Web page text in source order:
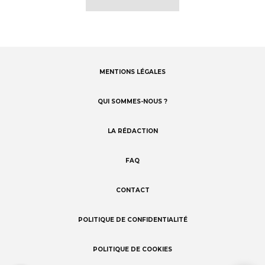
MENTIONS LÉGALES
QUI SOMMES-NOUS ?
LA RÉDACTION
FAQ
CONTACT
POLITIQUE DE CONFIDENTIALITÉ
POLITIQUE DE COOKIES